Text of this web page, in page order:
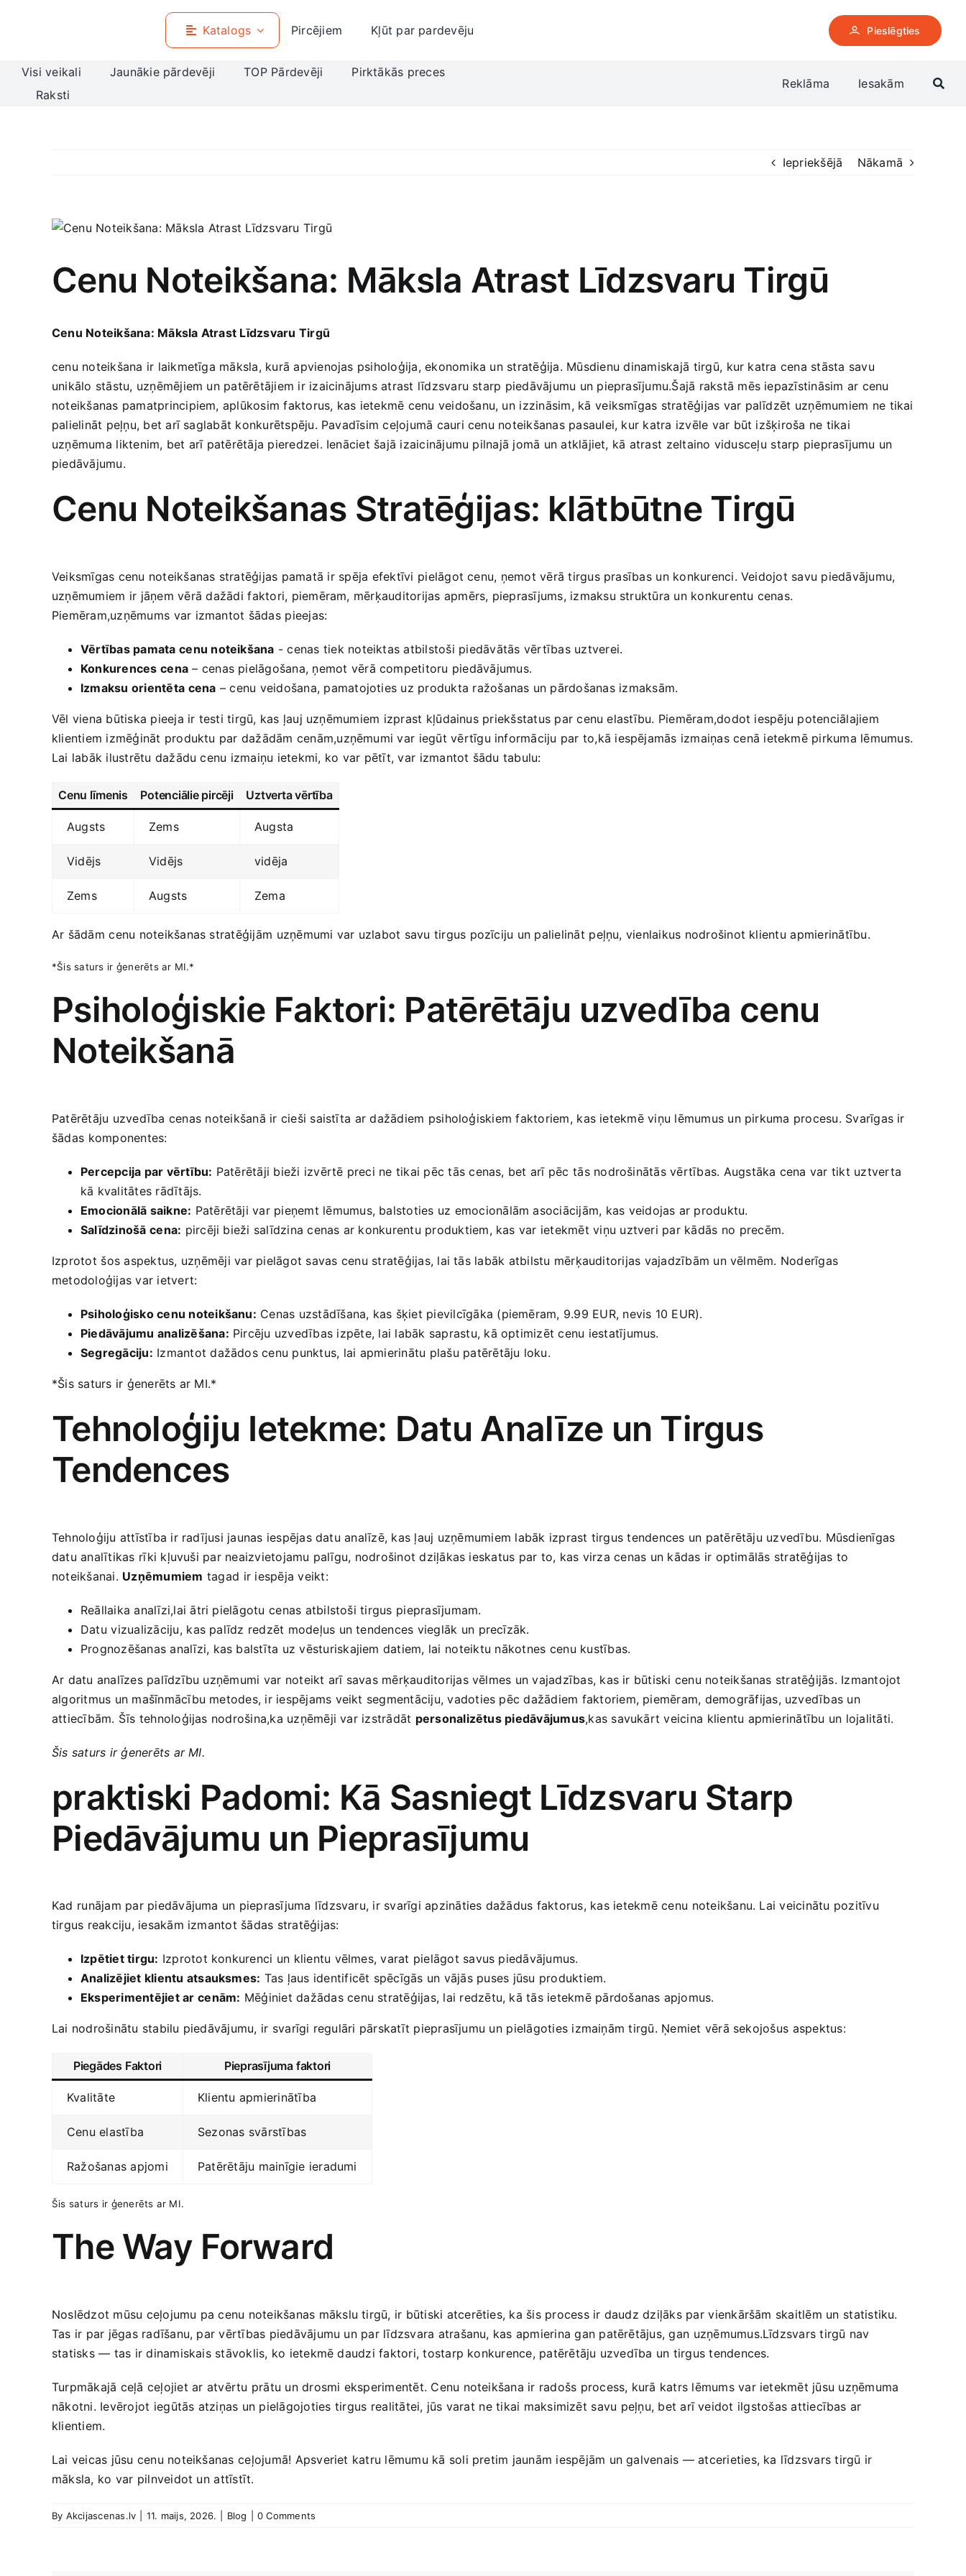
Katalogs Pircējiem Kļūt par pardevēju Pieslēgties
Visi veikali Jaunākie pārdevēji TOP Pārdevēji
Pirktākās preces
Raksti
Reklāma Iesakām
Iepriekšējā Nākamā
View
Image
Cenu Noteikšana: Māksla Atrast Līdzsvaru Tirgū
Cenu Noteikšana: Māksla Atrast Līdzsvaru Tirgū
cenu noteikšana ir laikmetīga māksla, kurā apvienojas psiholoģija, ekonomika un stratēģija. Mūsdienu ⁤dinamiskajā⁤ tirgū,⁤ kur katra cena stāsta savu
unikālo stāstu,‍ uzņēmējiem un patērētājiem ir ‌izaicinājums atrast​ līdzsvaru starp ‍piedāvājumu un pieprasījumu.Šajā rakstā mēs iepazīstināsim ar cenu⁣
noteikšanas pamatprincipiem, aplūkosim faktorus, kas ietekmē cenu veidošanu, un ⁤izzināsim,‍ kā⁢ veiksmīgas stratēģijas var palīdzēt ⁤uzņēmumiem ⁢ne tikai
‍palielināt peļņu, bet arī saglabāt konkurētspēju. Pavadīsim ceļojumā cauri cenu noteikšanas pasaulei, kur katra izvēle var būt ‌izšķiroša ne tikai
uzņēmuma ⁣liktenim, bet arī patērētāja pieredzei. Ienāciet šajā izaicinājumu pilnajā ‍jomā un atklājiet,​ kā atrast ⁤zeltaino vidusceļu⁣ starp ‍pieprasījumu ⁢un
piedāvājumu.
Cenu Noteikšanas Stratēģijas: klātbūtne Tirgū
Veiksmīgas cenu​ noteikšanas stratēģijas pamatā ‌ir ⁣spēja efektīvi ⁣pielāgot cenu, ņemot vērā tirgus prasības⁢ un konkurenci.​ Veidojot savu piedāvājumu,
uzņēmumiem ir⁤ jāņem vērā ⁤dažādi⁢ faktori, piemēram, mērķauditorijas‌ apmērs, pieprasījums, izmaksu struktūra un konkurentu cenas.
‍Piemēram,uzņēmums ⁤var izmantot ‍šādas⁤ pieejas:
Vērtības pamata⁣ cenu noteikšana ​- cenas tiek noteiktas atbilstoši piedāvātās ⁤vērtības uztverei.
Konkurences ⁢cena – cenas ‌pielāgošana, ņemot vērā competitoru piedāvājumus.
Izmaksu orientēta⁤ cena – ⁢cenu veidošana, ​pamatojoties uz produkta ​ražošanas‌ un​ pārdošanas izmaksām.
Vēl viena būtiska‌ pieeja ir testi tirgū, kas ļauj uzņēmumiem izprast ⁢kļūdainus‍ priekšstatus par ‍cenu elastību. Piemēram,dodot iespēju potenciālajiem
klientiem ‌izmēģināt produktu ‌par dažādām cenām,uzņēmumi‍ var ⁣iegūt vērtīgu informāciju par to,kā iespējamās izmaiņas cenā ‍ietekmē pirkuma lēmumus.
Lai labāk‌ ilustrētu dažādu ​cenu izmaiņu ietekmi, ⁢ko var pētīt, var ⁢izmantot šādu tabulu:
Cenu ⁤līmenis Potenciālie pircēji Uztverta vērtība
Augsts Zems Augsta
Vidējs Vidējs vidēja
Zems Augsts Zema
Ar šādām⁢ cenu noteikšanas stratēģijām ⁤uzņēmumi var uzlabot savu ‌tirgus‍ pozīciju ‍un palielināt ⁤peļņu, vienlaikus nodrošinot klientu ⁢apmierinātību.
*Šis saturs ⁤ir ģenerēts ar MI.*
Psiholoģiskie ‍Faktori: Patērētāju uzvedība cenu
Noteikšanā
Patērētāju ‍uzvedība‍ cenas⁤ noteikšanā ​ir cieši saistīta⁣ ar dažādiem⁤ psiholoģiskiem faktoriem, ⁢kas ietekmē viņu‌ lēmumus un pirkuma​ procesu. Svarīgas ir⁣
šādas ⁣komponentes:
Percepcija‍ par vērtību: Patērētāji bieži izvērtē preci ne tikai pēc tās​ cenas, bet arī pēc ⁣tās nodrošinātās vērtības. Augstāka cena var tikt uztverta
‌kā kvalitātes rādītājs.
Emocionālā saikne: Patērētāji var pieņemt lēmumus, balstoties uz emocionālām asociācijām, kas​ veidojas ar ‌produktu.
Salīdzinošā⁤ cena: pircēji bieži salīdzina cenas ar konkurentu‍ produktiem, kas var ietekmēt viņu uztveri par ‍kādās no⁢ precēm.
Izprotot ⁢šos aspektus, ⁢uzņēmēji var pielāgot savas⁤ cenu stratēģijas, lai tās labāk atbilstu mērķauditorijas vajadzībām un vēlmēm. ‌Noderīgas‌
metodoloģijas var ietvert:
Psiholoģisko cenu noteikšanu: Cenas uzstādīšana,​ kas šķiet pievilcīgāka (piemēram, 9.99 EUR, nevis 10 EUR).
Piedāvājumu​ analizēšana: Pircēju uzvedības izpēte, ⁣lai labāk saprastu, kā optimizēt cenu iestatījumus.
Segregāciju: Izmantot dažādos cenu punktus, lai⁢ apmierinātu plašu patērētāju loku.
*Šis ‌saturs ir ģenerēts ar MI.*
Tehnoloģiju Ietekme: Datu Analīze un‍ Tirgus
Tendences
Tehnoloģiju ‍attīstība ​ir radījusi jaunas iespējas datu analīzē, kas ļauj⁣ uzņēmumiem labāk izprast tirgus tendences un patērētāju uzvedību. Mūsdienīgas
datu analītikas ⁢rīki kļuvuši par neaizvietojamu palīgu, nodrošinot dziļākas ieskatus par⁤ to, kas virza cenas un kādas ir optimālās stratēģijas to
noteikšanai. Uzņēmumiem ⁤tagad⁢ ir iespēja veikt:
Reāllaika analīzi,lai ātri pielāgotu ⁣cenas atbilstoši tirgus⁣ pieprasījumam.
Datu ⁣vizualizāciju, ⁤kas palīdz ‌redzēt modeļus un tendences ‍vieglāk ⁤un ‌precīzāk.
Prognozēšanas analīzi, ‌kas ‍balstīta uz vēsturiskajiem ‌datiem, lai⁤ noteiktu⁤ nākotnes⁤ cenu kustības.
Ar datu ‍analīzes palīdzību uzņēmumi ⁢var ‌noteikt​ arī savas mērķauditorijas vēlmes un vajadzības, kas ir ​būtiski cenu noteikšanas stratēģijās. Izmantojot
algoritmus un mašīnmācību ​metodes, ir iespējams veikt segmentāciju, vadoties pēc dažādiem faktoriem, piemēram, demogrāfijas, uzvedības un
attiecībām. Šīs tehnoloģijas nodrošina,ka uzņēmēji var izstrādāt‍ personalizētus ​piedāvājumus,kas savukārt veicina ⁣klientu apmierinātību un ​lojalitāti.
Šis saturs ​ir ģenerēts ar MI.
praktiski Padomi: Kā ​Sasniegt Līdzsvaru Starp
Piedāvājumu un Pieprasījumu
Kad ⁢runājam par piedāvājuma un pieprasījuma līdzsvaru, ir svarīgi apzināties‍ dažādus faktorus, kas⁢ ietekmē cenu⁢ noteikšanu. Lai veicinātu pozitīvu
tirgus reakciju, iesakām izmantot šādas stratēģijas:
Izpētiet tirgu: Izprotot​ konkurenci un⁣ klientu vēlmes, varat pielāgot savus piedāvājumus.
Analizējiet klientu atsauksmes: Tas ļaus‌ identificēt spēcīgās un ‍vājās puses⁢ jūsu ‌produktiem.
Eksperimentējiet ar ⁤cenām: ⁤Mēģiniet dažādas cenu stratēģijas, lai redzētu, kā ‍tās ietekmē pārdošanas apjomus.
Lai nodrošinātu stabilu piedāvājumu, ir⁤ svarīgi regulāri pārskatīt pieprasījumu un⁤ pielāgoties izmaiņām tirgū. Ņemiet vērā sekojošus ⁢aspektus:
Piegādes Faktori Pieprasījuma faktori
Kvalitāte Klientu apmierinātība
Cenu elastība Sezonas‌ svārstības
Ražošanas apjomi Patērētāju mainīgie​ ieradumi
Šis saturs ir⁤ ģenerēts ar MI.
The Way Forward
Noslēdzot mūsu ‌ceļojumu pa cenu noteikšanas mākslu tirgū, ir būtiski atcerēties, ka šis process ir daudz dziļāks par ⁢vienkāršām skaitlēm un⁤ statistiku.
Tas ir par jēgas radīšanu, par vērtības piedāvājumu un par līdzsvara atrašanu, kas apmierina gan patērētājus, gan⁢ uzņēmumus.Līdzsvars tirgū nav
statisks — tas ir dinamiskais stāvoklis, ko ietekmē daudzi‌ faktori, tostarp konkurence, patērētāju uzvedība un tirgus tendences.
Turpmākajā ceļā ceļojiet ⁣ar atvērtu prātu un drosmi eksperimentēt. Cenu ​noteikšana ir radošs process, ‌kurā katrs lēmums var ietekmēt jūsu uzņēmuma‍
nākotni.‍ Ievērojot⁢ iegūtās atziņas un pielāgojoties ⁤tirgus ⁤realitātei, jūs varat ⁤ne tikai maksimizēt⁢ savu peļņu, bet arī veidot ilgstošas attiecības ar
klientiem.
Lai veicas jūsu cenu‍ noteikšanas⁣ ceļojumā! Apsveriet katru lēmumu kā soli pretim jaunām iespējām un galvenais — atcerieties, ka līdzsvars tirgū ir⁤
māksla, ⁢ko var pilnveidot un⁣ attīstīt.
By Akcijascenas.lv 11. maijs, 2026. Blog 0 Comments